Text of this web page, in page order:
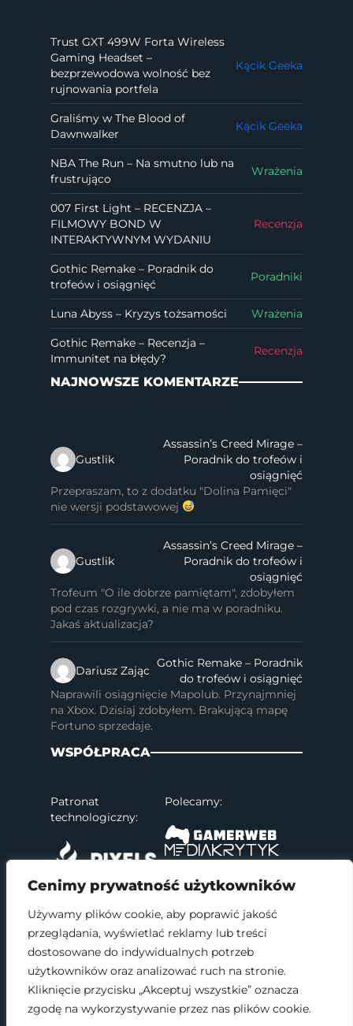
Cenimy prywatność użytkowników
Używamy plików cookie, aby poprawić jakość
przeglądania, wyświetlać reklamy lub treści
dostosowane do indywidualnych potrzeb
użytkowników oraz analizować ruch na stronie.
Kliknięcie przycisku „Akceptuj wszystkie” oznacza
zgodę na wykorzystywanie przez nas plików cookie.
Trust GXT 499W Forta Wireless
Gaming Headset –
bezprzewodowa wolność bez
rujnowania portfela
Kącik Geeka
Graliśmy w The Blood of
Dawnwalker
Kącik Geeka
NBA The Run – Na smutno lub na
frustrująco
Wrażenia
007 First Light – RECENZJA –
FILMOWY BOND W
INTERAKTYWNYM WYDANIU
Recenzja
Gothic Remake – Poradnik do
trofeów i osiągnięć
Poradniki
Luna Abyss – Kryzys tożsamości Wrażenia
Gothic Remake – Recenzja –
Immunitet na błędy?
Recenzja
NAJNOWSZE KOMENTARZE
Gustlik
Assassin’s Creed Mirage –
Poradnik do trofeów i
osiągnięć
Przepraszam, to z dodatku "Dolina Pamięci"
nie wersji podstawowej
Gustlik
Assassin’s Creed Mirage –
Poradnik do trofeów i
osiągnięć
Trofeum "O ile dobrze pamiętam", zdobyłem
pod czas rozgrywki, a nie ma w poradniku.
Jakaś aktualizacja?
Dariusz Zając
Gothic Remake – Poradnik
do trofeów i osiągnięć
Naprawili osiągnięcie Mapolub. Przynajmniej
na Xbox. Dzisiaj zdobyłem. Brakującą mapę
Fortuno sprzedaje.
WSPÓŁPRACA
Patronat
technologiczny:
Polecamy:
SOCIAL MEDIA